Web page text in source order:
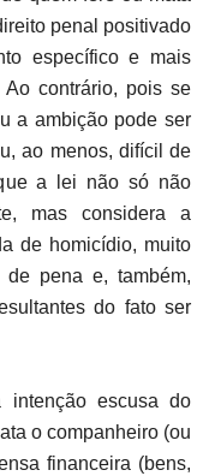
penal positivado
específico e mais
contrário, pois se
a ambição pode ser
ao menos, difícil de
a lei não só não
mas considera a
de homicídio, muito
pena e, também,
do fato ser
escusa do
o companheiro (ou
financeira (bens,